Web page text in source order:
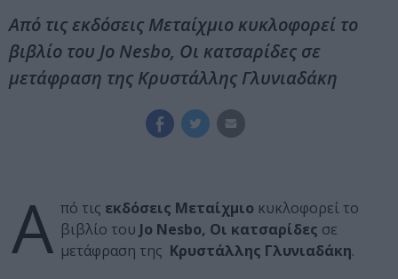
Από τις εκδόσεις Μεταίχμιο κυκλοφορεί το
βιβλίο του Jo Nesbο, Οι κατσαρίδες σε
μετάφραση της Κρυστάλλης Γλυνιαδάκη
Α πό τις εκδόσεις Μεταίχμιο κυκλοφορεί το
βιβλίο του Jo Nesbο, Οι κατσαρίδες σε
μετάφραση της Κρυστάλλης Γλυνιαδάκη.